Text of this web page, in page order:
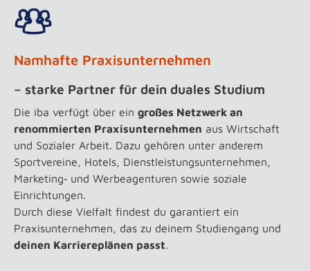
Namhafte Praxisunternehmen
– starke Partner für dein duales Studium
Die iba verfügt über ein großes Netzwerk an
renommierten Praxisunternehmen aus Wirtschaft
und Sozialer Arbeit. Dazu gehören unter anderem
Sportvereine, Hotels, Dienstleistungsunternehmen,
Marketing‑ und Werbeagenturen sowie soziale
Einrichtungen.
Durch diese Vielfalt findest du garantiert ein
Praxisunternehmen, das zu deinem Studiengang und
deinen Karriereplänen passt.